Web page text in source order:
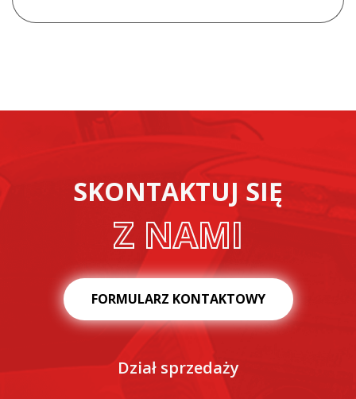
SKONTAKTUJ SIĘ
Z NAMI
FORMULARZ KONTAKTOWY
Dział sprzedaży